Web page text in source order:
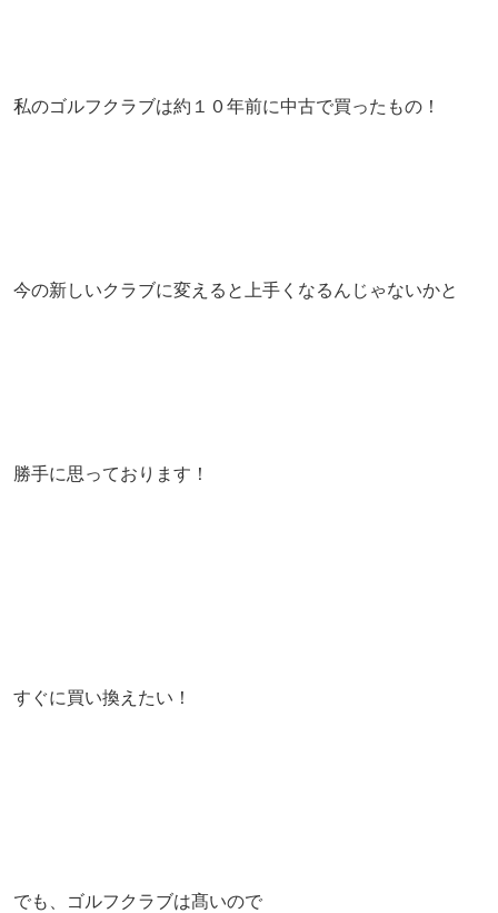
私のゴルフクラブは約１０年前に中古で買ったもの！
今の新しいクラブに変えると上手くなるんじゃないかと
勝手に思っております！
すぐに買い換えたい！
でも、ゴルフクラブは髙いので